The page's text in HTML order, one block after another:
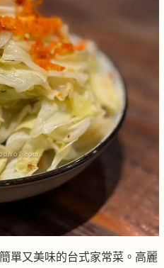
單又美味的台式家常菜。高麗